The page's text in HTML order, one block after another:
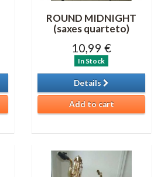
ROUND MIDNIGHT
(saxes quarteto)
10,99 €
In Stock
Details
Add to cart